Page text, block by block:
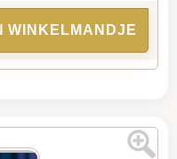
WINKELMANDJE